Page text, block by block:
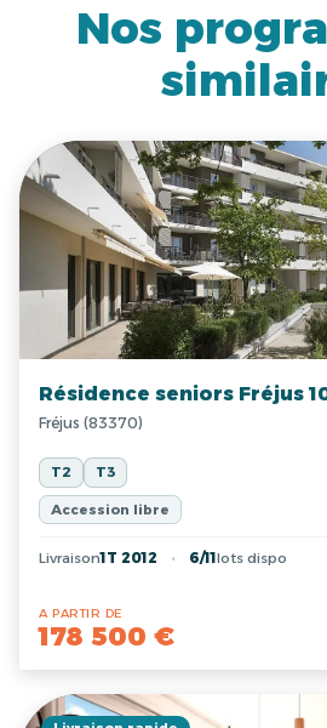
Nos
Résidence seniors Fréjus
Fréjus (83370)
T2 T3
Accession libre
Livraison1T 2012 6/11 lots dispo
A PARTIR DE
178 500 €